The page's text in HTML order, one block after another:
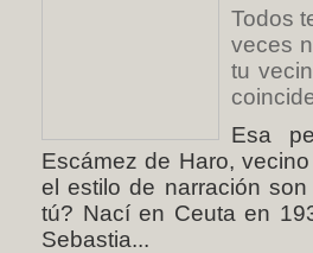
Todos
veces
tu
Esa
Escámez de Haro,
el estilo de narración
tú? Nací en Ceuta en
Sebastia...